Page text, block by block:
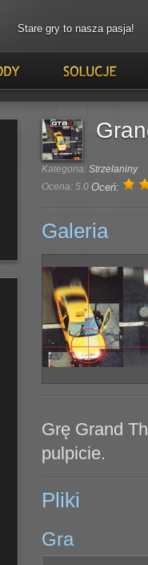
Stare gry to nasza pasja!
Kategoria: Strzelaniny
Ocena: 5.0 Oceń:
Galeria
Grę Grand
pulpicie.
Pliki
Gra